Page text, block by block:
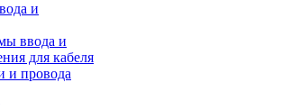
и
ввода и
для кабеля
и провода